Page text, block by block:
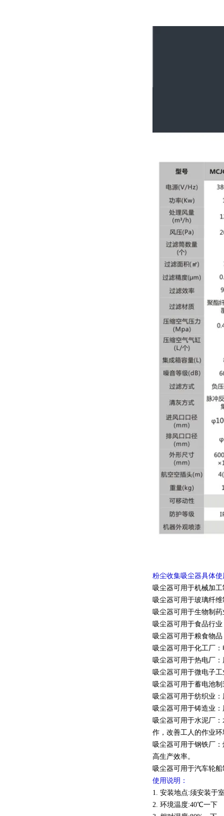
粉尘收集吸尘器具体
吸尘器可用于机械加
吸尘器可用于玻璃纤
吸尘器可用于生物制
吸尘器可用于食品行
吸尘器可用于粮食物
吸尘器可用于化工厂
吸尘器可用于热电厂
吸尘器可用于微电子
吸尘器可用于蓄电池
吸尘器可用于纺织业
吸尘器可用于铸造业
吸尘器可用于水泥厂
作，改善工人的作业环
吸尘器可用于钢铁厂
高生产效率。
吸尘器可用于汽车轮
使用说明：
1. 安装地点:须安装于
2. 环境温度:40℃一下